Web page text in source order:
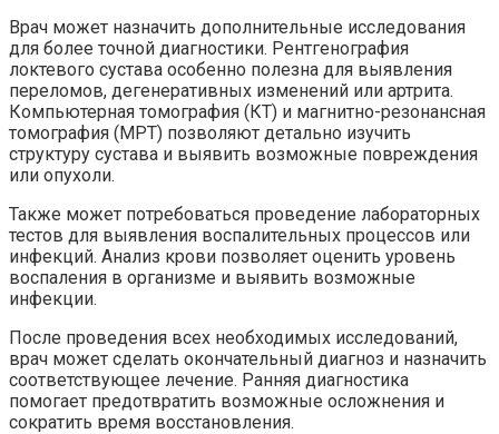
Врач может назначить дополнительные исследования
для более точной диагностики. Рентгенография
локтевого сустава особенно полезна для выявления
переломов, дегенеративных изменений или артрита.
Компьютерная томография (КТ) и магнитно-резонансная
томография (МРТ) позволяют детально изучить
структуру сустава и выявить возможные повреждения
или опухоли.
Также может потребоваться проведение лабораторных
тестов для выявления воспалительных процессов или
инфекций. Анализ крови позволяет оценить уровень
воспаления в организме и выявить возможные
инфекции.
После проведения всех необходимых исследований,
врач может сделать окончательный диагноз и назначить
соответствующее лечение. Ранняя диагностика
помогает предотвратить возможные осложнения и
сократить время восстановления.